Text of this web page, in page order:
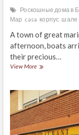
Роскошные дома в
Мар casa корпус шале
A town of great
afternoon, boats
their precious…
View MoreVisit
Fish
Auction
in
ARENYS
DE